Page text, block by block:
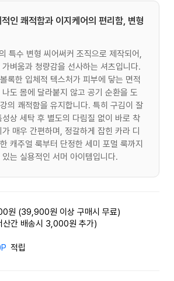
인 쾌적함과 이지케어의 편리함, 변형
특수 변형 씨어써커 조직으로 제작되어,
벼움과 청량감을 선사하는 셔츠입니다.
록한 입체적 텍스처가 피부에 닿는 면적
도 몸에 달라붙지 않고 공기 순환을 도
의 쾌적함을 유지합니다. 특히 구김이 잘
상 세탁 후 별도의 다림질 없이 바로 착
매우 간편하며, 정갈하게 잡힌 카라 디
캐주얼 룩부터 단정한 세미 포멀 룩까지
는 실용적인 서머 아이템입니다.
원 (39,900원 이상 구매시 무료)
산간 배송시 3,000원 추가)
적립